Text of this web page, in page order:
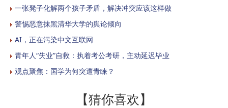
一张凳子化解两个孩子矛盾，解决冲突应该这样做
警惕恶意抹黑清华大学的舆论倾向
AI，正在污染中文互联网
青年人“失业”自救：执着考公考研，主动延迟毕业
观点聚焦：国学为何突遭青睐？
【猜你喜欢】